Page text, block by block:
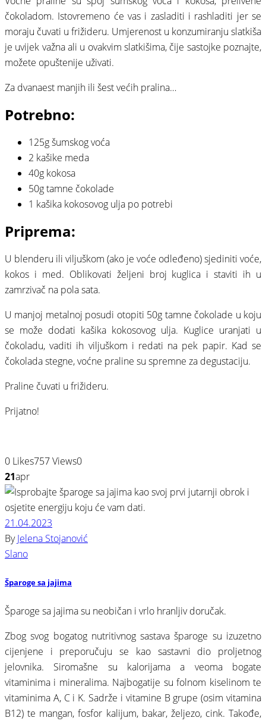
čokoladom. Istovremeno će vas i zasladiti i rashladiti jer se
moraju čuvati u frižideru. Umjerenost u konzumiranju slatkiša
je uvijek važna ali u ovakvim slatkišima, čije sastojke poznajte,
možete opuštenije uživati.
Za dvanaest manjih ili šest većih pralina…
Potrebno:
125g šumskog voća
2 kašike meda
40g kokosa
50g tamne čokolade
1 kašika kokosovog ulja po potrebi
Priprema:
U blenderu ili viljuškom (ako je voće odleđeno) sjediniti voće,
kokos i med. Oblikovati željeni broj kuglica i staviti ih u
zamrzivač na pola sata.
U manjoj metalnoj posudi otopiti 50g tamne čokolade u koju
se može dodati kašika kokosovog ulja. Kuglice uranjati u
čokoladu, vaditi ih viljuškom i redati na pek papir. Kad se
čokolada stegne, voćne praline su spremne za degustaciju.
Praline čuvati u frižideru.
Prijatno!
0 Likes757Views0
21apr
21.04.2023
ByJelena Stojanović
Slano
Šparoge sa jajima
Šparoge sa jajima su neobičan i vrlo hranljiv doručak.⠀
Zbog svog bogatog nutritivnog sastava šparoge su izuzetno
cijenjene i preporučuju se kao sastavni dio proljetnog
jelovnika. Siromašne su kalorijama a veoma bogate
vitaminima i mineralima. Najbogatije su folnom kiselinom te
vitaminima A, C i K. Sadrže i vitamine B grupe (osim vitamina
B12) te mangan, fosfor kalijum, bakar, željezo, cink. Takođe,